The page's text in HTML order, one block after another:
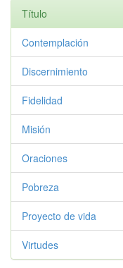
Título
Contemplación
Discernimiento
Fidelidad
Misión
Oraciones
Pobreza
Proyecto de vida
Virtudes